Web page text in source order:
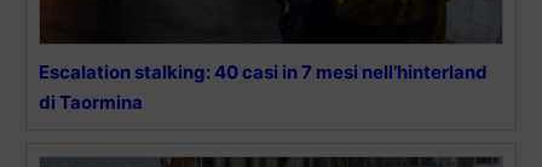
Escalation stalking: 40 casi in 7 mesi nell’hinterland
di Taormina